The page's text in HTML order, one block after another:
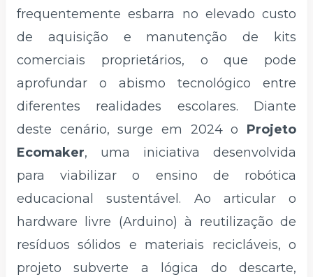
frequentemente esbarra no elevado custo
de aquisição e manutenção de kits
comerciais proprietários, o que pode
aprofundar o abismo tecnológico entre
diferentes realidades escolares. Diante
deste cenário, surge em 2024 o Projeto
Ecomaker, uma iniciativa desenvolvida
para viabilizar o ensino de robótica
educacional sustentável. Ao articular o
hardware livre (Arduino) à reutilização de
resíduos sólidos e materiais recicláveis, o
projeto subverte a lógica do descarte,